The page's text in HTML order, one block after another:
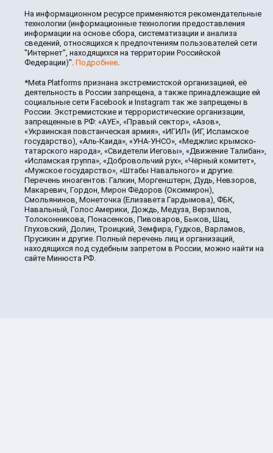
На информационном ресурсе применяются рекомендательные
технологии (информационные технологии предоставления
информации на основе сбора, систематизации и анализа
сведений, относящихся к предпочтениям пользователей сети
"Интернет", находящихся на территории Российской
Федерации)". Подробнее.
*Meta Platforms признана экстремистской организацией, её
деятельность в России запрещена, а также принадлежащие ей
социальные сети Facebook и Instagram так же запрещены в
России. Экстремистские и террористические организации,
запрещенные в РФ: «АУЕ», «Правый сектор», «Азов»,
«Украинская повстанческая армия», «ИГИЛ» (ИГ, Исламское
государство), «Аль-Каида», «УНА-УНСО», «Меджлис крымско-
татарского народа», «Свидетели Иеговы», «Движение Талибан»,
«Исламская группа», «Добровольчий рух», «Чёрный комитет»,
«Мужское государство», «Штабы Навального» и другие.
Перечень иноагентов: Галкин, Моргенштерн, Дудь, Невзоров,
Макаревич, Гордон, Мирон Фёдоров (Оксимирон),
Смольянинов, Монеточка (Елизавета Гардымова), ФБК,
Навальный, Голос Америки, Дождь, Медуза, Верзилов,
Толоконникова, Понасенков, Пивоваров, Быков, Шац,
Глуховский, Долин, Троицкий, Земфира, Гудков, Варламов,
Прусикин и другие. Полный перечень лиц и организаций,
находящихся под судебным запретом в России, можно найти на
сайте Минюста РФ.